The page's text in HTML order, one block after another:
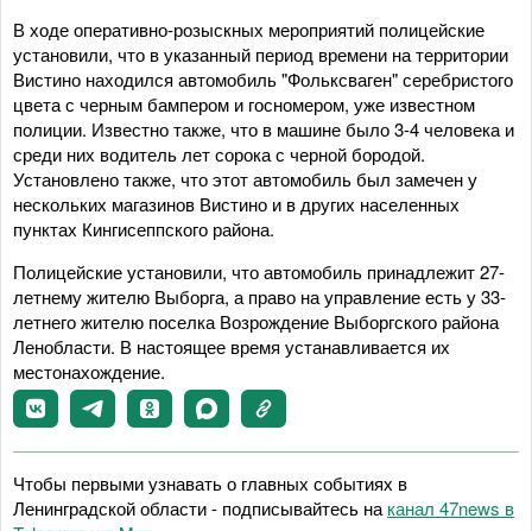
В ходе оперативно-розыскных мероприятий полицейские
установили, что в указанный период времени на территории
Вистино находился автомобиль "Фольксваген" серебристого
цвета с черным бампером и госномером, уже известном
полиции. Известно также, что в машине было 3-4 человека и
среди них водитель лет сорока с черной бородой.
Установлено также, что этот автомобиль был замечен у
нескольких магазинов Вистино и в других населенных
пунктах Кингисеппского района.
Полицейские установили, что автомобиль принадлежит 27-
летнему жителю Выборга, а право на управление есть у 33-
летнего жителю поселка Возрождение Выборгского района
Ленобласти. В настоящее время устанавливается их
местонахождение.
Чтобы первыми узнавать о главных событиях в
Ленинградской области - подписывайтесь на канал 47news в